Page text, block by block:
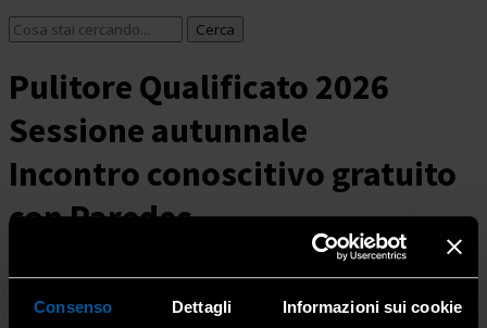
Consenso Dettagli Informazioni sui cookie
Pulitore Qualificato 2026
Sessione autunnale
Incontro conoscitivo gratuito
con Paredes
Giovedì 13 novembre ore
14.30